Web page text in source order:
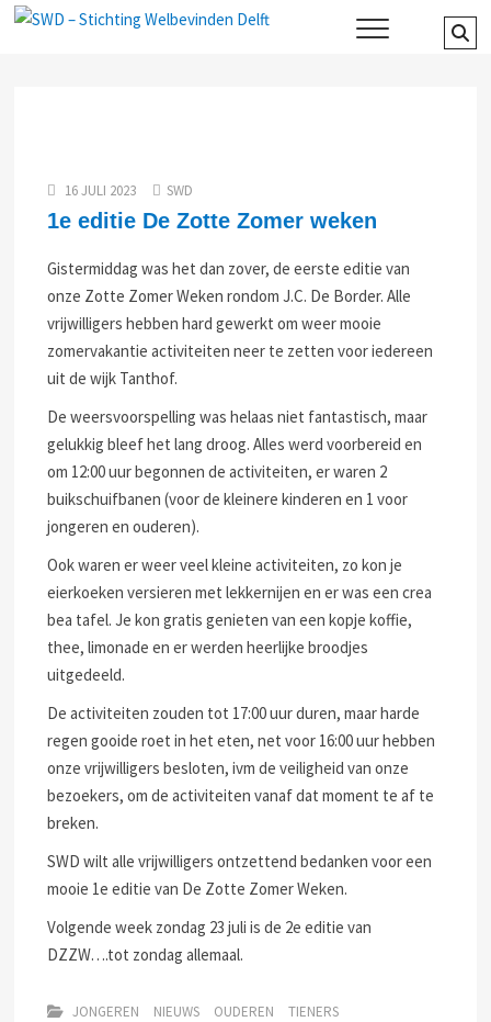
Skip
WIJ ZETTEN ONS IN VOOR HET
16 JULI 2023 SWD
1e editie De Zotte Zomer weken
Gistermiddag was het dan zover, de eerste editie van
onze Zotte Zomer Weken rondom J.C. De Border. Alle
vrijwilligers hebben hard gewerkt om weer mooie
zomervakantie activiteiten neer te zetten voor iedereen
uit de wijk Tanthof.
De weersvoorspelling was helaas niet fantastisch, maar
gelukkig bleef het lang droog. Alles werd voorbereid en
om 12:00 uur begonnen de activiteiten, er waren 2
buikschuifbanen (voor de kleinere kinderen en 1 voor
jongeren en ouderen).
Ook waren erweer veel kleine activiteiten, zo kon je
eierkoeken versieren met lekkernijen en er was een crea
bea tafel. Je kon gratis genieten van een kopje koffie,
thee, limonade en er werden heerlijke broodjes
uitgedeeld.
De activiteiten zouden tot 17:00 uur duren, maar harde
regen gooide roet in het eten, net voor 16:00 uur hebben
onze vrijwilligers besloten, ivm de veiligheid van onze
bezoekers, om de activiteiten vanaf dat moment te af te
breken.
SWD wilt alle vrijwilligers ontzettend bedanken voor een
mooie 1e editie van De Zotte Zomer Weken.
Volgende week zondag 23 juli is de 2e editie van
DZZW….tot zondag allemaal.
JONGEREN NIEUWS OUDEREN TIENERS